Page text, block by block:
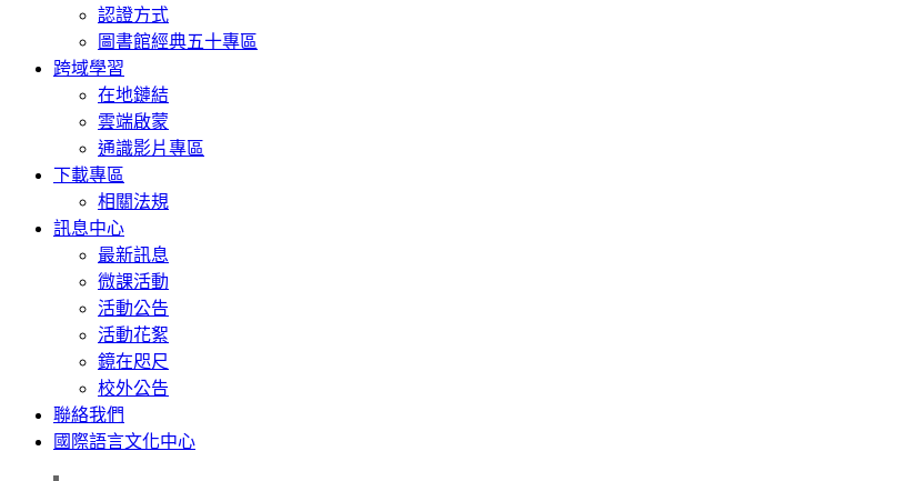
認證方式
圖書館經典五十專區
跨域學習
在地鏈結
雲端啟蒙
通識影片專區
下載專區
相關法規
訊息中心
最新訊息
微課活動
活動公告
活動花絮
鏡在咫尺
校外公告
聯絡我們
國際語言文化中心